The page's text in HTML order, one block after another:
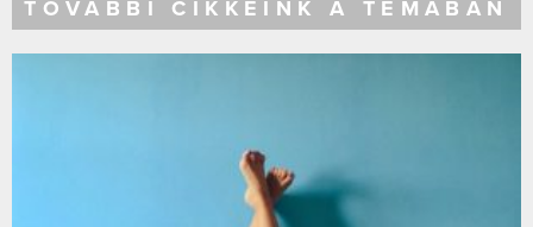
TOVÁBBI CIKKEINK A TÉMÁBAN